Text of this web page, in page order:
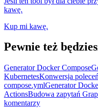
kawę.
Kup mi kawę.
Pewnie też
Generator Docker Compose
KubernetesKonwersja
compose.ymlGenerator
ActionsBudowa zapytań
komentarzy